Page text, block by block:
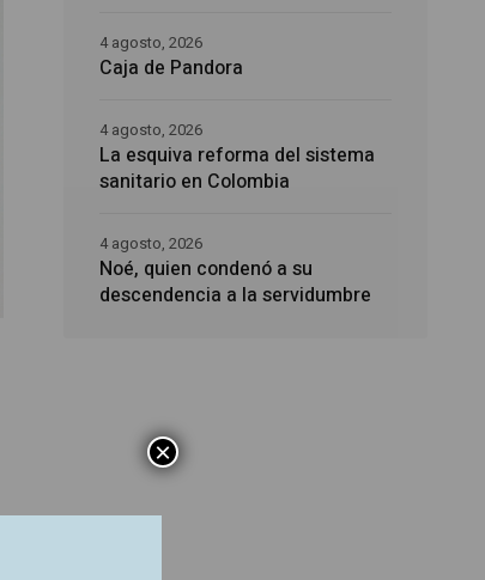
Caja de Pandora
4 agosto, 2026
La esquiva reforma del sistema
sanitario en Colombia
4 agosto, 2026
Noé, quien condenó a su
descendencia a la servidumbre
4 agosto, 2026
×